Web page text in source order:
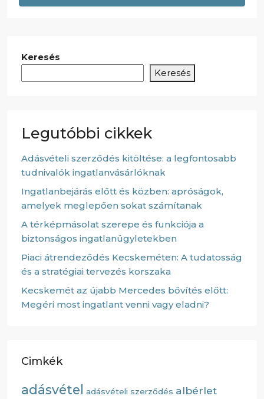
Keresés
Keresés
Legutóbbi cikkek
Adásvételi szerződés kitöltése: a legfontosabb
tudnivalók ingatlanvásárlóknak
Ingatlanbejárás előtt és közben: apróságok,
amelyek meglepően sokat számítanak
A térképmásolat szerepe és funkciója a
biztonságos ingatlanügyletekben
Piaci átrendeződés Kecskeméten: A tudatosság
és a stratégiai tervezés korszaka
Kecskemét az újabb Mercedes bővítés előtt:
Megéri most ingatlant venni vagy eladni?
Cimkék
adásvétel adásvételi szerződés albérlet